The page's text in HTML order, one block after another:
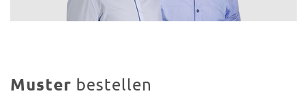
Muster bestellen